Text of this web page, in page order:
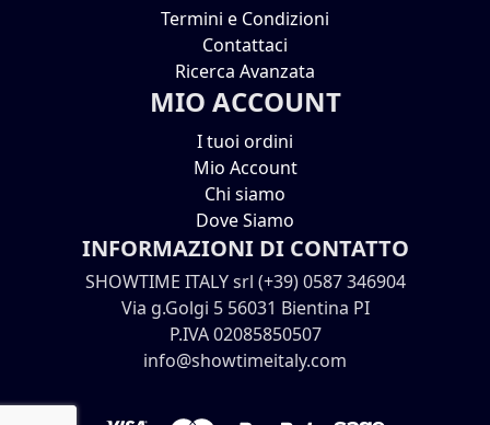
Termini e Condizioni
Contattaci
Ricerca Avanzata
MIO ACCOUNT
I tuoi ordini
Mio Account
Chi siamo
Dove Siamo
INFORMAZIONI DI CONTATTO
SHOWTIME ITALY srl (+39) 0587 346904
Via g.Golgi 5 56031 Bientina PI
P.IVA 02085850507
info@showtimeitaly.com